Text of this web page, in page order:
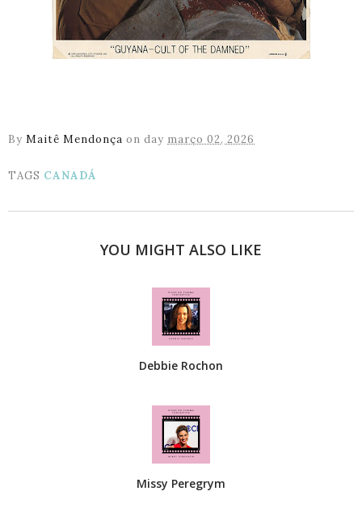
By Maitê Mendonça on day março 02, 2026
TAGS CANADÁ
YOU MIGHT ALSO LIKE
Debbie Rochon
Missy Peregrym